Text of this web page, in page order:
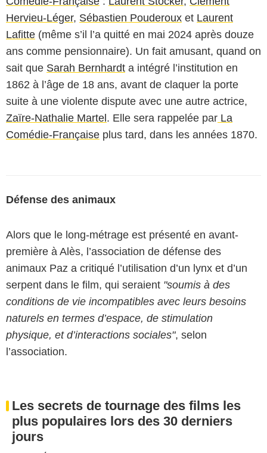
Hervieu-Léger, Sébastien Pouderoux et Laurent
Lafitte (même s’il l’a quitté en mai 2024 après douze
ans comme pensionnaire). Un fait amusant, quand on
sait que Sarah Bernhardt a intégré l’institution en
1862 à l’âge de 18 ans, avant de claquer la porte
suite à une violente dispute avec une autre actrice,
Zaïre-Nathalie Martel . Elle sera rappelée par La
Comédie-Française plus tard, dans les années 1870.
Défense des animaux
Alors que le long-métrage est présenté en avant-
première à Alès, l’association de défense des
animaux Paz a critiqué l’utilisation d’un lynx et d’un
serpent dans le film, qui seraient "soumis à des
conditions de vie incompatibles avec leurs besoins
naturels en termes d’espace, de stimulation
physique, et d’interactions sociales", selon
l’association.
Les secrets de tournage des films les
plus populaires lors des 30 derniers
jours